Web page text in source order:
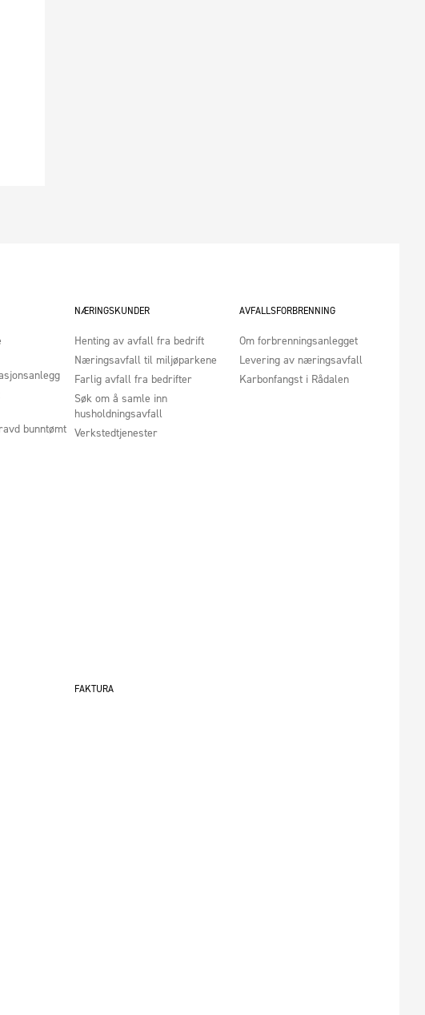
bunntømt
NÆRINGSKUNDER
Henting av avfall fra bedrift
Næringsavfall til miljøparkene
Farlig avfall fra bedrifter
Søk om å samle inn
husholdningsavfall
Verkstedtjenester
AVFALLSFORBRENNING
Om forbrenningsanlegget
Levering av næringsavfall
Karbonfangst i Rådalen
FAKTURA